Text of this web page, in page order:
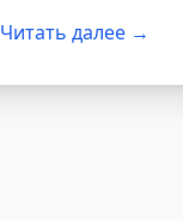
Читать далее →